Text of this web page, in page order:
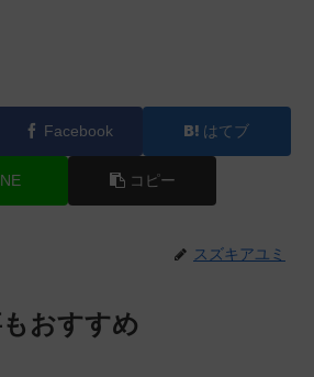
Facebook はてブ
コピー
スズキアユミ
おすすめ